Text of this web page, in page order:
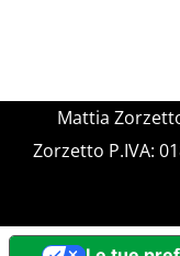
Mattia
Zorzetto P.IVA: